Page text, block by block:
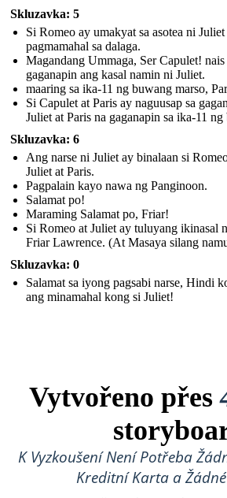
Skluzavka: 5
Si Romeo ay umakyat sa asotea ni
pagmamahal sa dalaga.
Magandang Ummaga, Ser Capulet!
gaganapin ang kasal namin ni Juliet.
maaring sa ika-11 ng buwang marso,
Si Capulet at Paris ay naguusap sa
Juliet at Paris na gaganapin sa ika-11
Skluzavka: 6
Ang narse ni Juliet ay binalaan si
Juliet at Paris.
Pagpalain kayo nawa ng Panginoon.
Salamat po!
Maraming Salamat po, Friar!
Si Romeo at Juliet ay tuluyang ikinasal
Friar Lawrence. (At Masaya silang
Skluzavka: 0
Salamat sa iyong pagsabi narse, Hindi
ang minamahal kong si Juliet!
Vytvořeno přes
K Vyzkoušení Není Potřeba
Kreditní Karta a